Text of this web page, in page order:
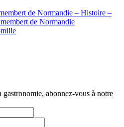
de Normandie – Histoire –
de Normandie
abonnez-vous à notre